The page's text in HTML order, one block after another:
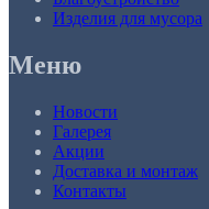
Изделия для мусора
Меню
Новости
Галерея
Акции
Доставка и монтаж
Контакты